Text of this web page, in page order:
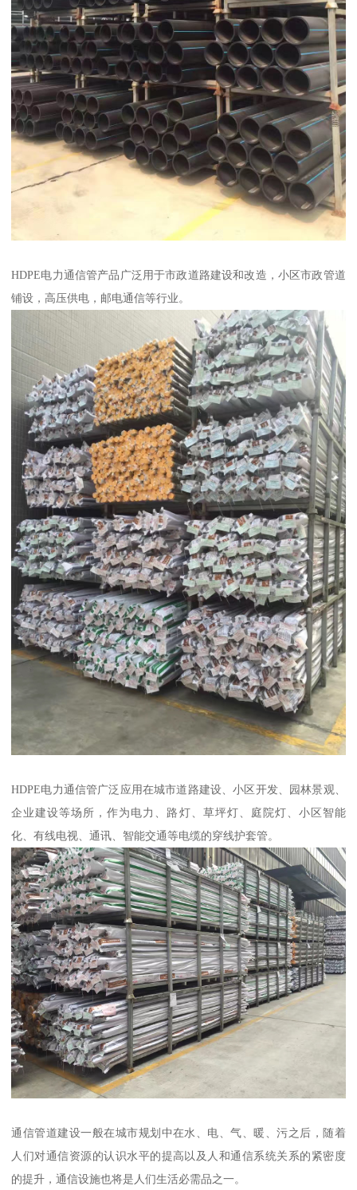
HDPE电力通信管产品广泛用于市政道路建设和改造，小区市政管道
铺设，高压供电，邮电通信等行业。
HDPE电力通信管广泛应用在城市道路建设、小区开发、园林景观、
企业建设等场所，作为电力、路灯、草坪灯、庭院灯、小区智能
化、有线电视、通讯、智能交通等电缆的穿线护套管。
通信管道建设一般在城市规划中在水、电、气、暖、污之后，随着
人们对通信资源的认识水平的提高以及人和通信系统关系的紧密度
的提升，通信设施也将是人们生活必需品之一。